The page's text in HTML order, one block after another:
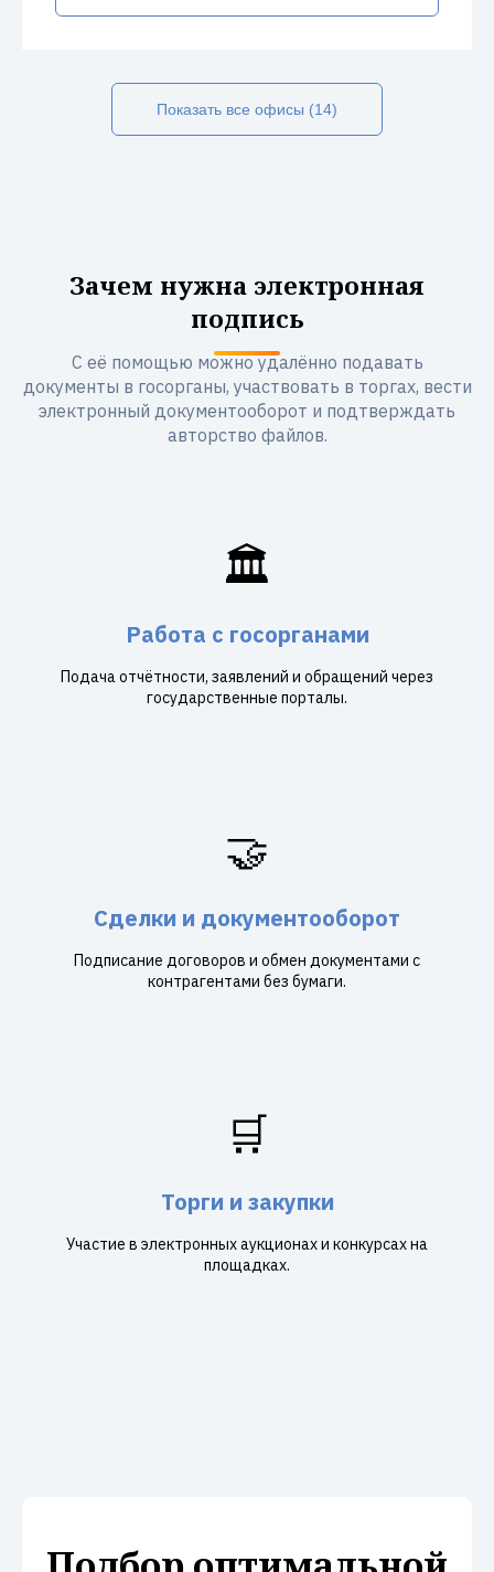
Показать все офисы (14)
Зачем нужна электронная
подпись
С её помощью можно удалённо подавать
документы в госорганы, участвовать в торгах, вести
электронный документооборот и подтверждать
авторство файлов.
🏛️
Работа с госорганами
Подача отчётности, заявлений и обращений через
государственные порталы.
🤝
Сделки и документооборот
Подписание договоров и обмен документами с
контрагентами без бумаги.
🛒
Торги и закупки
Участие в электронных аукционах и конкурсах на
площадках.